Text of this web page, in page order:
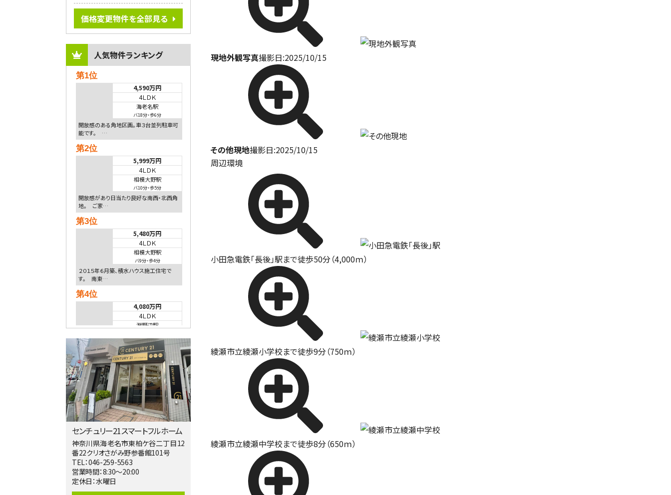
価格変更物件を全部見る
人気物件ランキング
第1位
4,590万円
4ＬＤＫ
海老名駅
バ18分・歩6分
開放感のある角地区画。車３台並列駐車可
能です。 …
第2位
5,999万円
4ＬＤＫ
相模大野駅
バ10分・歩5分
開放感があり日当たり良好な南西・北西角
地。 ご家…
第3位
5,480万円
4ＬＤＫ
相模大野駅
バ9分・歩4分
２０１５年６月築、積水ハウス施工住宅で
す。 南東…
第4位
4,080万円
4ＬＤＫ
淵野辺駅
南側道路に面しており日当たり良好。 キ
ッチンから…
第5位
3,680万円
4ＬＤＫ
橋本駅
バ19分 歩8分
開放感があり日当たり良好な南西・北西角
地区画。 …
第6位
3,680万円
さがみ野駅
センチュリー21スマートフルホーム
神奈川県海老名市東柏ケ谷二丁目12
番22クリオさがみ野参番館101号
TEL：046-259-5563
営業時間：8:30～20:00
定休日：水曜日
現地外観写真撮影日:2025/10/15
その他現地撮影日:2025/10/15
周辺環境
小田急電鉄「長後」駅まで徒歩50分（4,000ｍ）
綾瀬市立綾瀬小学校まで徒歩9分（750ｍ）
綾瀬市立綾瀬中学校まで徒歩8分（650ｍ）